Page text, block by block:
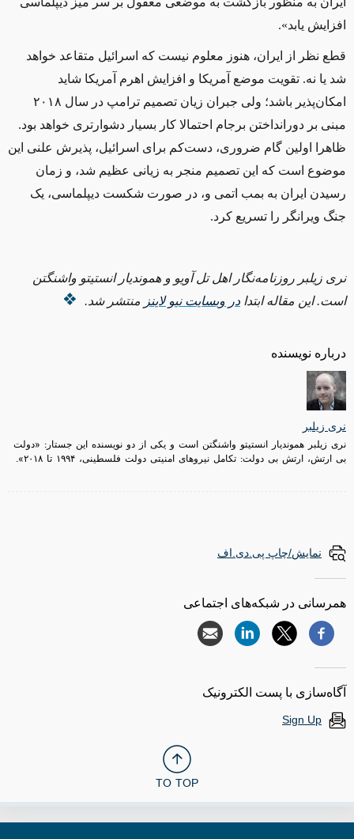
درباره نویسنده
نری زيلبر
نری زيلبر هموندیار انستیتو واشنگتن است و یکی از دو نويسنده‌ این جستار: «دولت
بی ارتش، ارتش بی دولت: تکامل نيروهای امنيتی دولت فلسطینی، ۱۹۹۴ تا ۲۰۱۸».
افزایش یابد».
قطع نظر از ایران، هنوز معلوم نیست که اسرائیل متقاعد خواهد
شد یا نه. تقویت موضع آمریکا و افزایش اهرم آمریکا شاید
امکان‌پذیر باشد؛ ولی جبران زیان تصمیم ترامپ در سال ۲۰۱۸
مبنی بر دورانداختن برجام احتمالا کار بسیار دشوارتری خواهد بود.
ظاهرا اولین گام ضروری، دست‌کم برای اسرائیل، پذیرش علنی این
موضوع است که این تصمیم منجر به زیانی عظیم شد، و زمان
رسیدن ایران به بمب اتمی و، در صورت شکست دیپلماسی، یک
جنگ ویرانگر را تسریع کرد.
نری زیلبر روزنامه‌نگار اهل تل آویو و هموندیار انستیتو واشنگتن
است. این مقاله ابتدا در وبسایت نیو لاینز منتشر شد.
نمایش/چاپ پی.دی.اف
همرسانی در شبکه‌های اجتماعی
آگاه‌سازی با پست الکترونیک
Sign Up
TO TOP